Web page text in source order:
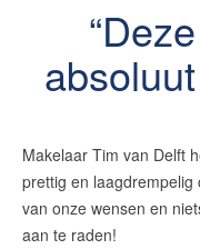
Ons werkgebied
Huis verkopen
Huis verhuren
Huis huren
Makelaar Tim van Delft
prettig en
van onze wensen en
aan te raden!